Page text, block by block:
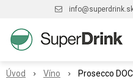
Úvod Víno Prosecco